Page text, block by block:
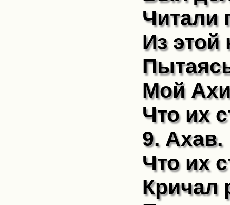
Читали
Из этой
Мой
Что их
9. Ахав.
Что их
Кричал